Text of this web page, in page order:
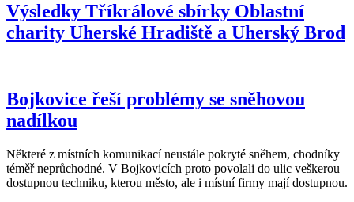
Výsledky Tříkrálové sbírky Oblastní
charity Uherské Hradiště a Uherský Brod
Bojkovice řeší problémy se sněhovou
nadílkou
Některé z místních komunikací neustále pokryté sněhem, chodníky
téměř neprůchodné. V Bojkovicích proto povolali do ulic veškerou
dostupnou techniku, kterou město, ale i místní firmy mají dostupnou.